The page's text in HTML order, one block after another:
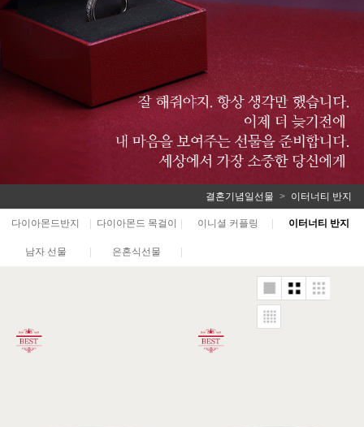
결혼기념일선물 이터너티 반지
다이아몬드반지 다이아몬드 목걸이 이니셜 커플링 이터너티 반지
남자 선물 은혼식선물